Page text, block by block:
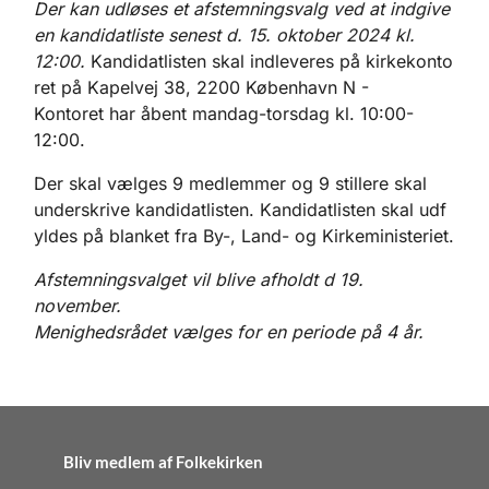
Der kan udløses et afstemningsvalg ved at indgive
en kandidatliste senest d. 15. oktober 2024 kl.
12:00. Kandidatlisten skal indleveres på kirkekonto
ret på Kapelvej 38, 2200 København N -
Kontoret har åbent mandag-torsdag kl. 10:00-
12:00.
Der skal vælges 9 medlemmer og 9 stillere skal
underskrive kandidatlisten. Kandidatlisten skal udf
yldes på blanket fra By-, Land- og Kirkeministeriet.
Afstemningsvalget vil blive afholdt d 19.
november.
Menighedsrådet vælges for en periode på 4 år.
Bliv medlem af Folkekirken